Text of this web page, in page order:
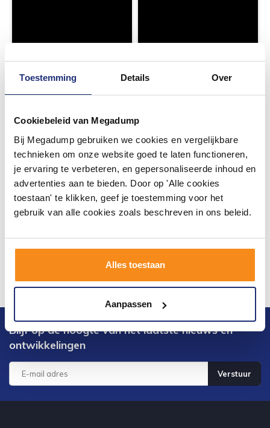
Toestemming Details Over
Cookiebeleid van Megadump
Bij Megadump gebruiken we cookies en vergelijkbare
technieken om onze website goed te laten functioneren,
je ervaring te verbeteren, en gepersonaliseerde inhoud en
advertenties aan te bieden. Door op 'Alle cookies
toestaan' te klikken, geef je toestemming voor het
gebruik van alle cookies zoals beschreven in ons beleid.
Alles toestaan
Aanpassen
Blijf op de hoogte van het laatste nieuws en
ontwikkelingen
Verstuur